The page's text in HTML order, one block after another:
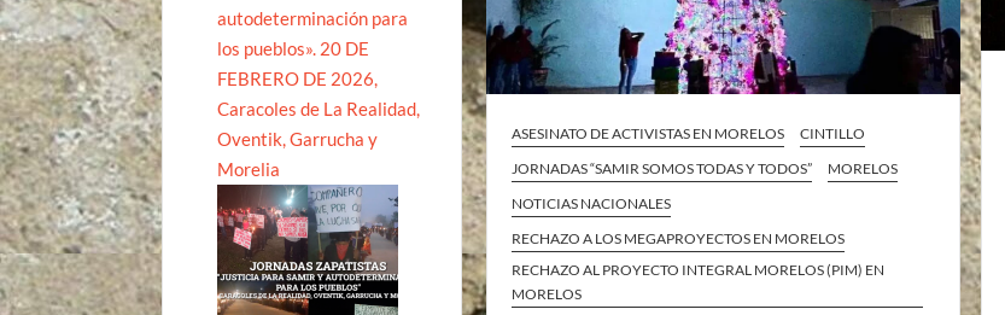
ASESINATO DE ACTIVISTAS EN MORELOS
CINTILLO
JORNADAS “SAMIR SOMOS TODAS Y TODOS”
MORELOS
NOTICIAS NACIONALES
RECHAZO A LOS MEGAPROYECTOS EN MORELOS
RECHAZO AL PROYECTO INTEGRAL MORELOS (PIM) EN
MORELOS
autodeterminación para
los pueblos». 20 DE
FEBRERO DE 2026,
Caracoles de La Realidad,
Oventik, Garrucha y
Morelia